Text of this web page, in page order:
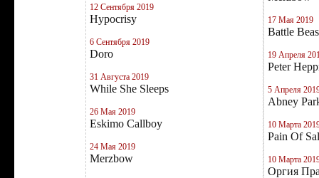
12 Сентября 2019
Hypocrisy
6 Сентября 2019
Doro
31 Августа 2019
While She Sleeps
26 Мая 2019
Eskimo Callboy
24 Мая 2019
Merzbow
17 Мая 2019
Battle
19 Апреля
Peter
5 Апреля
Abney
10 Марта
Pain Of
10 Марта
Оргия